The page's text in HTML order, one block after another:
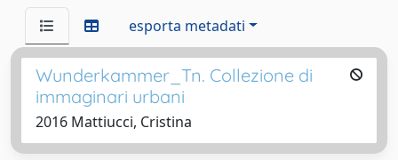
esporta metadati
Wunderkammer_Tn. Collezione di
immaginari urbani
2016 Mattiucci, Cristina